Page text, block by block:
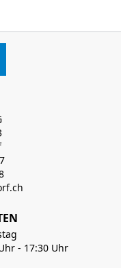
- 17:30 Uhr